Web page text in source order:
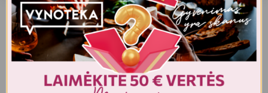
Turite patvirtinti amžių